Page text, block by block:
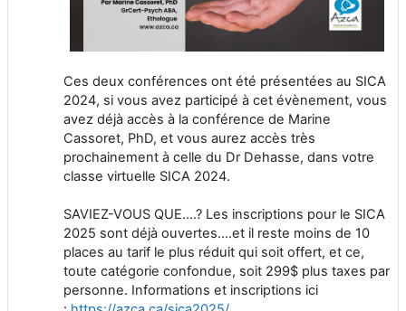
Ces deux conférences ont été présentées au SICA
2024, si vous avez participé à cet évènement, vous
avez déjà accès à la conférence de Marine
Cassoret, PhD, et vous aurez accès très
prochainement à celle du Dr Dehasse, dans votre
classe virtuelle SICA 2024.
SAVIEZ-VOUS QUE….? Les inscriptions pour le SICA
2025 sont déjà ouvertes….et il reste moins de 10
places au tarif le plus réduit qui soit offert, et ce,
toute catégorie confondue, soit 299$ plus taxes par
personne. Informations et inscriptions ici